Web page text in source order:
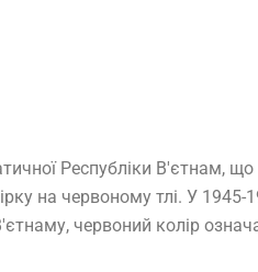
Республіки В'єтнам, що
на червоному тлі. У 1945-
червоний колір